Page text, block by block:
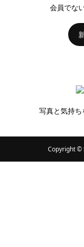
会員でな
写真と気持
Copyright ©